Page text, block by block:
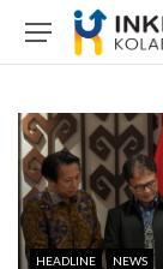
HEADLINE NEWS